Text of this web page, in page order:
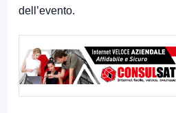
dell’evento.